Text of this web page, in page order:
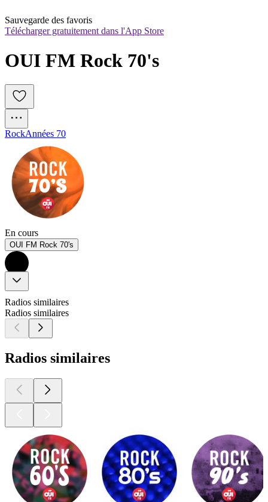
Sauvegarde des favoris
Télécharger gratuitement dans l'App Store
OUI FM Rock 70's
RockAnnées 70
En cours
OUI FM Rock 70's
Radios similaires
Radios similaires
Radios similaires